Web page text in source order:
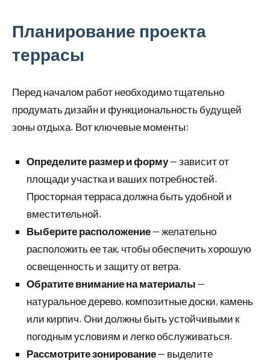
Планирование проекта
террасы
Перед началом работ необходимо тщательно
продумать дизайн и функциональность будущей
зоны отдыха. Вот ключевые моменты:
Определите размер и форму— зависит от
площади участка и ваших потребностей.
Просторная терраса должна быть удобной и
вместительной.
Выберите расположение— желательно
расположить ее так, чтобы обеспечить хорошую
освещенность и защиту от ветра.
Обратите внимание на материалы —
натуральное дерево, композитные доски, камень
или кирпич. Они должны быть устойчивыми к
погодным условиям и легко обслуживаться.
Рассмотрите зонирование— выделите